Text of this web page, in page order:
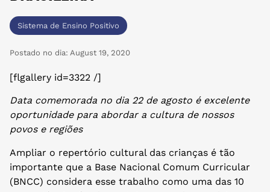
Sistema de Ensino Positivo
Postado no dia: August 19, 2020
[flgallery id=3322 /]
Data comemorada no dia 22 de agosto é excelente
oportunidade para abordar a cultura de nossos
povos e regiões
Ampliar o repertório cultural das crianças é tão
importante que a Base Nacional Comum Curricular
(BNCC) considera esse trabalho como uma das 10